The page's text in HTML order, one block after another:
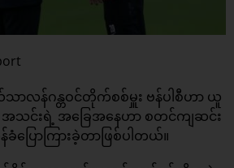
ာလန်ဂန္တဝင်တိုက်စစ်မှူး ဗန်ပါစီဟာ ယူ
အသင်းရဲ့ အခြေအနေဟာ စတင်ကျဆင်း
ခံပြောကြားခဲ့တာဖြစ်ပါတယ်။